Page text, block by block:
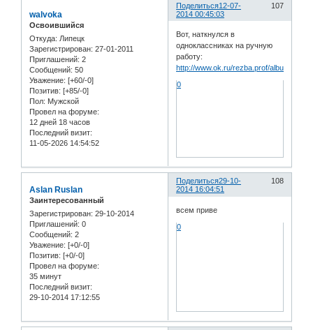
Поделиться 107
12-07-
2014 00:45:03
walvoka
Освоившийся
Откуда: Липецк
Зарегистрирован: 27-01-2011
Приглашений: 2
Сообщений: 50
Уважение: [+60/-0]
Позитив: [+85/-0]
Пол: Мужской
Провел на форуме:
12 дней 18 часов
Последний визит:
11-05-2026 14:54:52
Вот, наткнулся в
одноклассниках на ручную
работу:
http://www.ok.ru/rezba.prof/album/
0
Поделиться 108
29-10-
2014 16:04:51
Aslan Ruslan
Заинтересованный
Зарегистрирован: 29-10-2014
Приглашений: 0
Сообщений: 2
Уважение: [+0/-0]
Позитив: [+0/-0]
Провел на форуме:
35 минут
Последний визит:
29-10-2014 17:12:55
всем приве
0